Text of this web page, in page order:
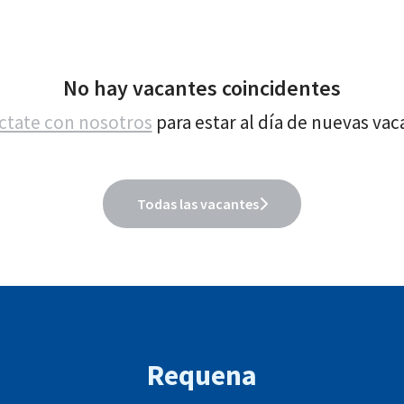
No hay vacantes coincidentes
con nosotros para estar al día de nuevas
Todas las vacantes
Requena